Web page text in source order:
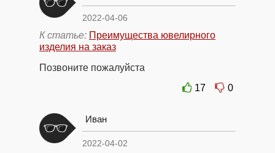
2022-04-06
К статье: Преимущества ювелирного
изделия на заказ
Позвоните пожалуйста
17
0
Иван
2022-04-02